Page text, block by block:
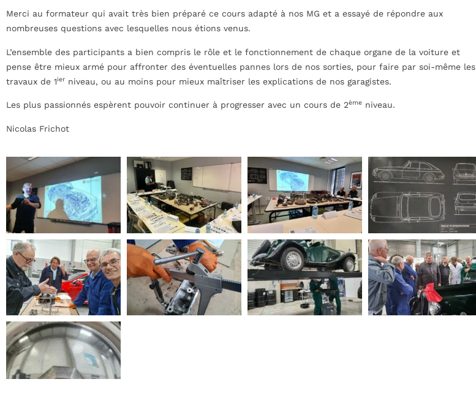
Merci au formateur qui avait très bien préparé ce cours adapté à nos MG et a essayé de répondre aux
nombreuses questions avec lesquelles nous étions venus.
L’ensemble des participants a bien compris le rôle et le fonctionnement de chaque organe de la voiture et
pense être mieux armé pour affronter des éventuelles pannes lors de nos sorties, pour faire par soi-même les
travaux de 1ier niveau, ou au moins pour mieux maîtriser les explications de nos garagistes.
Les plus passionnés espèrent pouvoir continuer à progresser avec un cours de 2ème niveau.
Nicolas Frichot